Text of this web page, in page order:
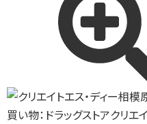
買い物：ドラッグストアクリエ